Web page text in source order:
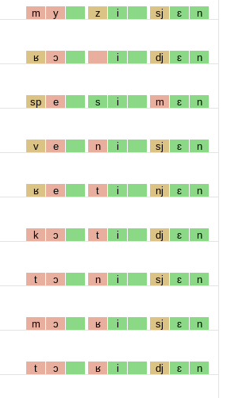
m y z i sj ɛ n
ʁ ɔ i dj ɛ n
sp e s i m ɛ n
v e n i sj ɛ n
ʁ e t i nj ɛ n
k ɔ t i dj ɛ n
t ɔ n i sj ɛ n
m ɔ ʁ i sj ɛ n
t ɔ ʁ i dj ɛ n